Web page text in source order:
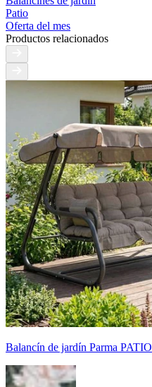
Patio
Oferta del mes
Productos relacionados
Balancín de jardín Parma PATIO